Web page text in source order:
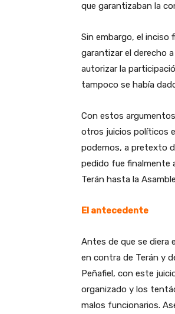
que garantizaban la
Sin embargo, el inciso
garantizar el derecho
autorizar la
tampoco se había
Con estos
otros juicios políticos
podemos, a pretexto
pedido fue finalmente
Terán hasta la
El antecedente
Antes de que se diera
en contra de Terán y
Peñafiel, con este
organizado y los
malos funcionarios.